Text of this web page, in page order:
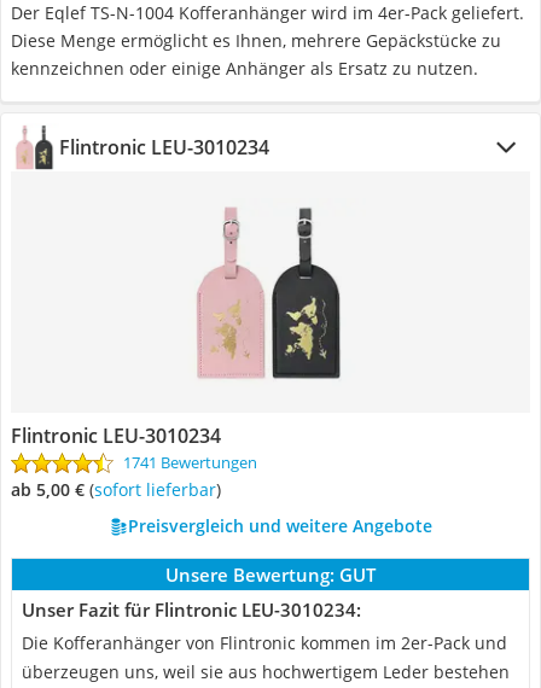
Der Eqlef TS-N-1004 Kofferanhänger wird im 4er-Pack geliefert.
Diese Menge ermöglicht es Ihnen, mehrere Gepäckstücke zu
kennzeichnen oder einige Anhänger als Ersatz zu nutzen.
Flintronic LEU-3010234
Flintronic LEU-3010234
1741 Bewertungen
ab 5,00 € ( Sofort lieferbar)
Preisvergleich und weitere Angebote
Unsere Bewertung: GUT
Unser Fazit für Flintronic LEU-3010234:
Die Kofferanhänger von Flintronic kommen im 2er-Pack und
überzeugen uns, weil sie aus hochwertigem Leder bestehen